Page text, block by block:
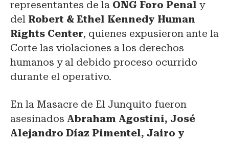
representantes de la ONG Foro Penal y
del Robert & Ethel Kennedy Human
Rights Center, quienes expusieron ante la
Corte las violaciones a los derechos
humanos y al debido proceso ocurrido
durante el operativo.
En la Masacre de El Junquito fueron
asesinados Abraham Agostini, José
Alejandro Díaz Pimentel, Jairo y